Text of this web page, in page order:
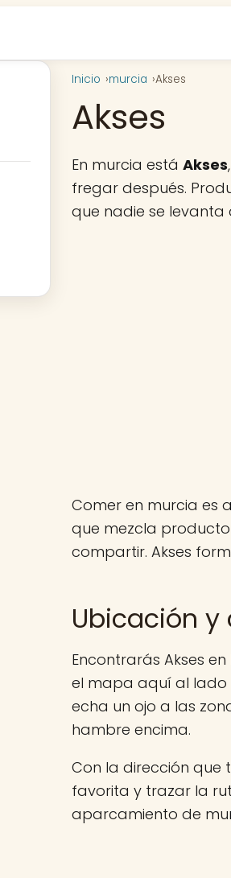
Inicio murcia Akses
Akses
En murcia está Akses
fregar después.
que nadie se levanta
Comer en murcia es
que mezcla
compartir. Akses
Ubicación
Encontrarás Akses
el mapa aquí al lado
echa un ojo a las
hambre encima.
Con la dirección que
favorita y trazar la
aparcamiento de